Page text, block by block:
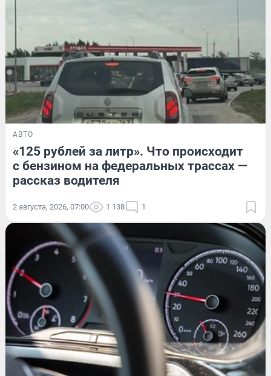
АВТО
«125 рублей за литр». Что происходит
с бензином на федеральных трассах —
рассказ водителя
2 августа, 2026, 07:00 1 138 1